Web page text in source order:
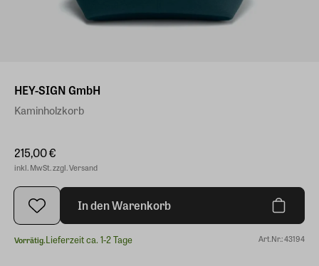
HEY-SIGN GmbH
Kaminholzkorb
215,00 €
inkl. MwSt. zzgl. Versand
In den Warenkorb
Vorrätig.Lieferzeit ca. 1-2 Tage Art.Nr.: 43194